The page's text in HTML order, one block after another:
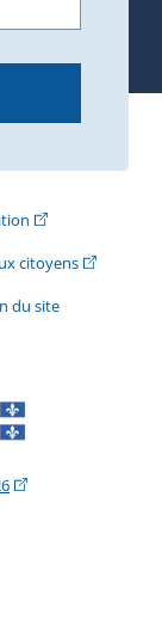
dans une
(Cet hyperlien
citoyens(Cet
externe s'ouvrira
du site
(Cet hyperlien